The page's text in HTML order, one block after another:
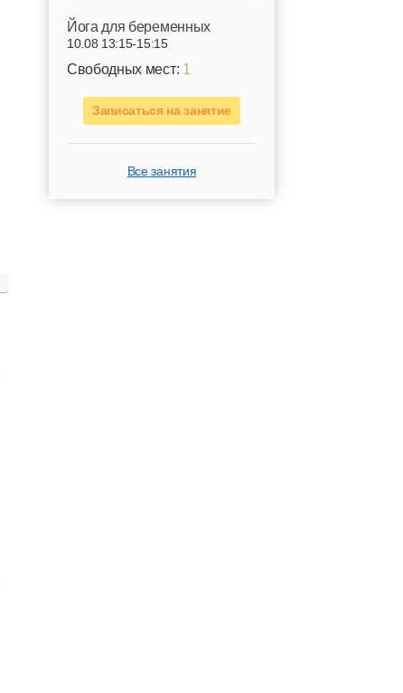
Йога для беременных
10.08 13:15-15:15
Свободных мест: 1
Записаться на занятие
Все занятия